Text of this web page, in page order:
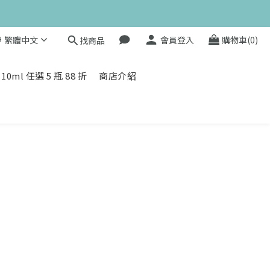
額贈 👉
繁體中文 找商品 會員登入 購物車(0)
任選 5 瓶 88 折 商店介紹